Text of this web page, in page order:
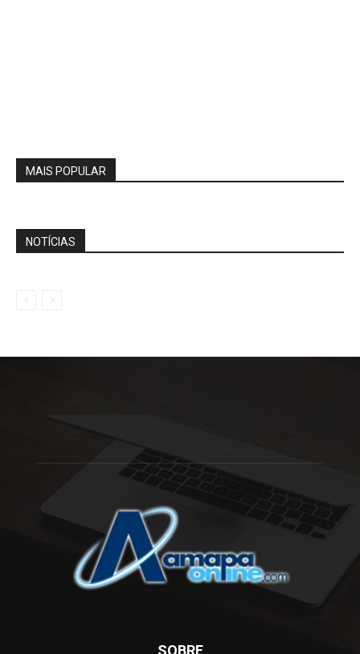
MAIS POPULAR
NOTÍCIAS
SOBRE